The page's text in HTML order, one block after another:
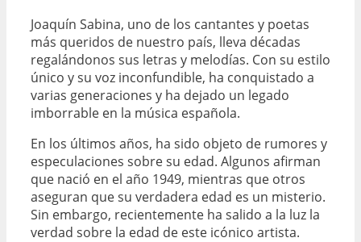
Joaquín Sabina, uno de los cantantes y poetas
más queridos de nuestro país, lleva décadas
regalándonos sus letras y melodías. Con su estilo
único y su voz inconfundible, ha conquistado a
varias generaciones y ha dejado un legado
imborrable en la música española.
En los últimos años, ha sido objeto de rumores y
especulaciones sobre su edad. Algunos afirman
que nació en el año 1949, mientras que otros
aseguran que su verdadera edad es un misterio.
Sin embargo, recientemente ha salido a la luz la
verdad sobre la edad de este icónico artista.